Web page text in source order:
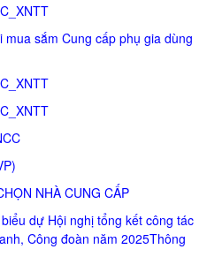
sắm Cung cấp phụ gia dùng
NHÀ CUNG CẤP
dự Hội nghị tổng kết công tác
Công đoàn năm 2025Thông